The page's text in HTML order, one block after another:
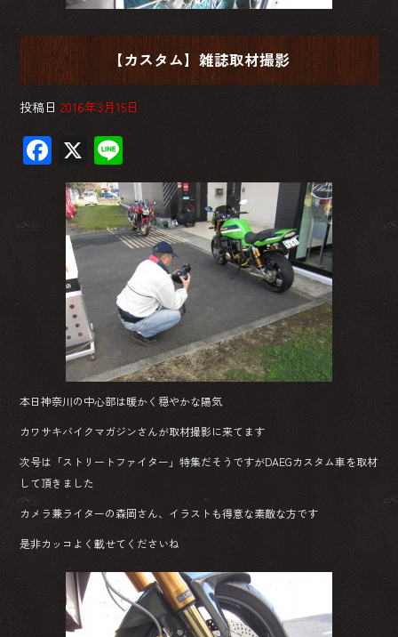
【カスタム】雑誌取材撮影
投稿日 2016年3月15日
F
ac
e
b
o
ok
X
ne
本日神奈川の中心部は暖かく穏やかな陽気
カワサキバイクマガジンさんが取材撮影に来てます
次号は「ストリートファイター」特集だそうですがDAEGカスタム車を取材
して頂きました
カメラ兼ライターの森岡さん、イラストも得意な素敵な方です
是非カッコよく載せてくださいね